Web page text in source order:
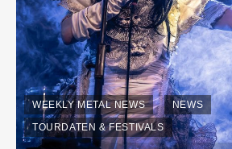
WEEKLY METAL NEWS
NEWS
TOURDATEN & FESTIVALS